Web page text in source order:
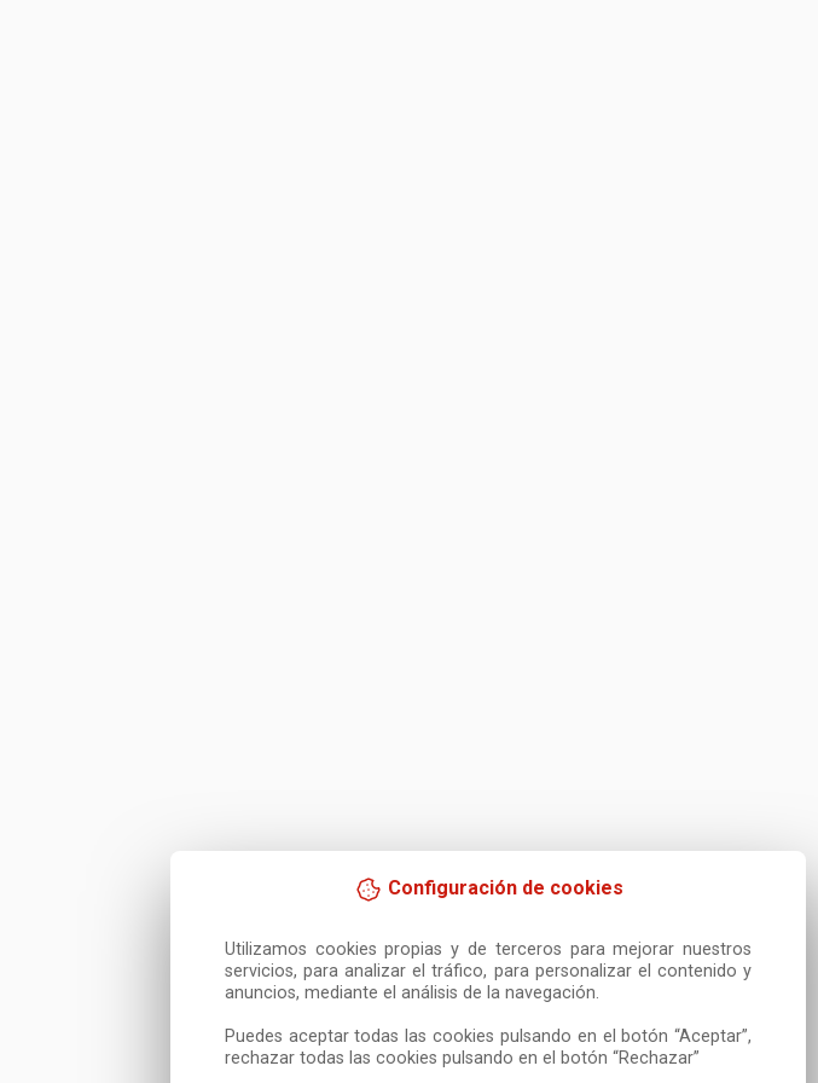
Configuración de cookies
Utilizamos cookies propias y de terceros para mejorar nuestros
servicios, para analizar el tráfico, para personalizar el contenido y
anuncios, mediante el análisis de la navegación.
Puedes aceptar todas las cookies pulsando en el botón “Aceptar”,
rechazar todas las cookies pulsando en el botón “Rechazar”